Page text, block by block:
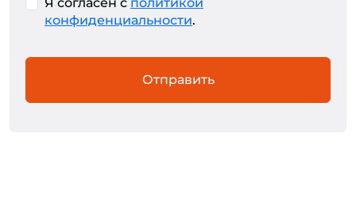
конфиденциальности.
Отправить